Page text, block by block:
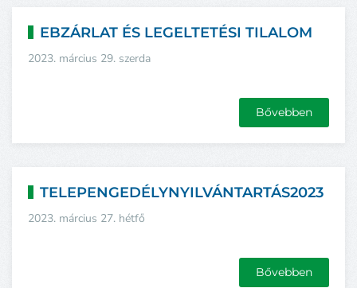
EBZÁRLAT ÉS LEGELTETÉSI TILALOM
2023. március 29. szerda
Bővebben
TELEPENGEDÉLYNYILVÁNTARTÁS2023
2023. március 27. hétfő
Bővebben